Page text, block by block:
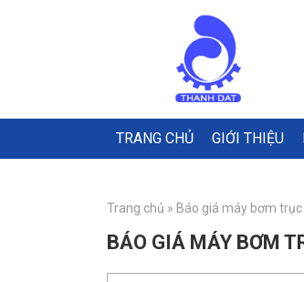
TRANG CHỦ GIỚI THIỆU
Trang chủ » Báo giá máy bơm
BÁO GIÁ MÁY BƠM